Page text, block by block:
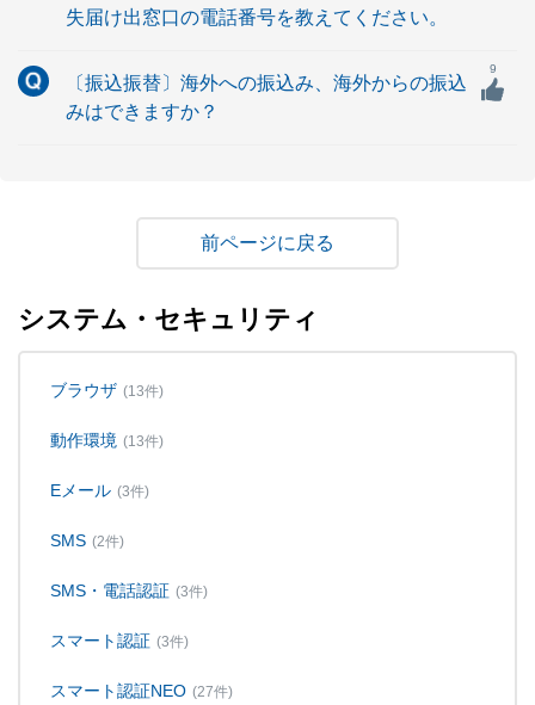
失届け出窓口の電話番号を教えてください。
〔振込振替〕海外への振込み、海外からの振込
みはできますか？
9
戻る
システム・セキュリティ
ブラウザ (13件)
動作環境 (13件)
Eメール (3件)
SMS (2件)
SMS・電話認証 (3件)
スマート認証 (3件)
スマート認証NEO (27件)